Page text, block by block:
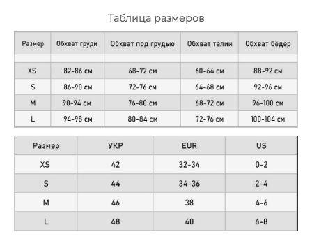
Таблица размеров